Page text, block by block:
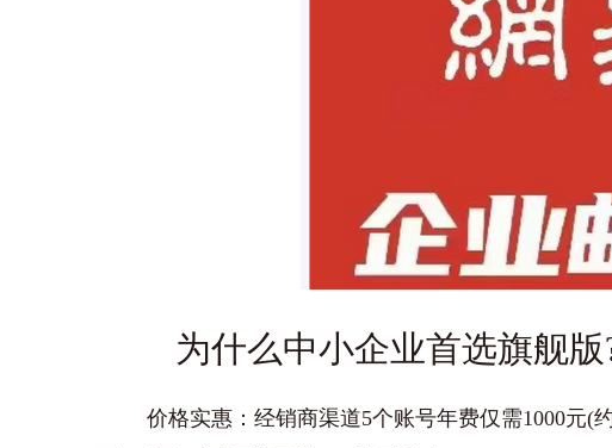
为什么中小企业首选旗舰版
价格实惠‌：经销商渠道5个账号年费仅需‌1000元‌(